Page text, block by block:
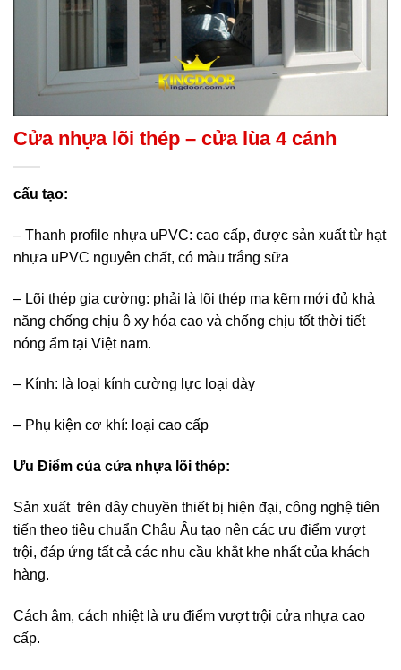
Cửa nhựa lõi thép – cửa lùa 4 cánh
cấu tạo:
– Thanh profile nhựa uPVC: cao cấp, được sản xuất từ hạt
nhựa uPVC nguyên chất, có màu trắng sữa
– Lõi thép gia cường: phải là lõi thép mạ kẽm mới đủ khả
năng chống chịu ô xy hóa cao và chống chịu tốt thời tiết
nóng ẩm tại Việt nam.
– Kính: là loại kính cường lực loại dày
– Phụ kiện cơ khí: loại cao cấp
Ưu Điểm của cửa nhựa lõi thép:
Sản xuất trên dây chuyền thiết bị hiện đại, công nghệ tiên
tiến theo tiêu chuẩn Châu Âu tạo nên các ưu điểm vượt
trội, đáp ứng tất cả các nhu cầu khắt khe nhất của khách
hàng.
Cách âm, cách nhiệt là ưu điểm vượt trội cửa nhựa cao
cấp.